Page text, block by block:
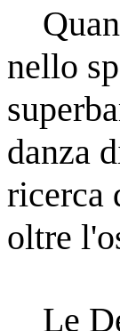
nello
danza
ricerca
oltre